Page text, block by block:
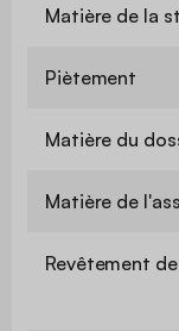
Matière de la
Piètement
Matière du
Matière de
Revêtement